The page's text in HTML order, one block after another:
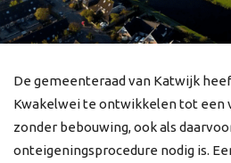
De gemeenteraad van Katwijk
Kwakelwei te ontwikkelen tot een
zonder bebouwing, ook als
onteigeningsprocedure nodig is.